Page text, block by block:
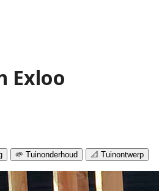
Exloo
🌱 Tuinonderhoud 📐 Tuinontwerp